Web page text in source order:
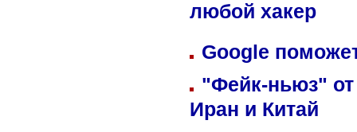
любой хакер
Google
"Фейк-ньюз" от
Иран и Китай